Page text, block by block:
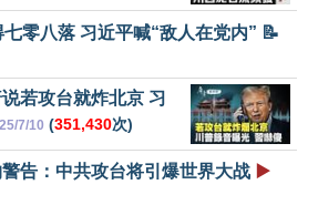
零八落 习近平喊“敌人在党内” 📝
若攻台就炸北京 习
7/10 (351,430次)
警告：中共攻台将引爆世界大战 ▶️